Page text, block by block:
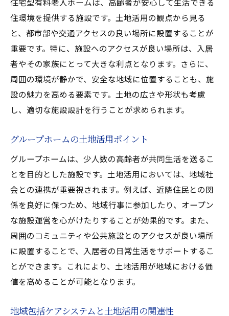
住環境を提供する施設です。土地活用の観点から見る
と、都市部や交通アクセスの良い場所に設置することが
重要です。特に、施設へのアクセスが良い場所は、入居
者やその家族にとって大きな利点となります。さらに、
周囲の環境が静かで、安全な地域に位置することも、施
設の魅力を高める要素です。土地の広さや形状も考慮
し、適切な施設設計を行うことが求められます。
グループホームの土地活用ポイント
グループホームは、少人数の高齢者が共同生活を送るこ
とを目的とした施設です。土地活用においては、地域社
会との連携が重要視されます。例えば、近隣住民との関
係を良好に保つため、地域行事に参加したり、オープン
な施設運営を心がけたりすることが効果的です。また、
周囲のコミュニティや公共施設とのアクセスが良い場所
に設置することで、入居者の日常生活をサポートするこ
とができます。これにより、土地活用が地域における価
値を高めることが可能となります。
地域包括ケアシステムと土地活用の関連性